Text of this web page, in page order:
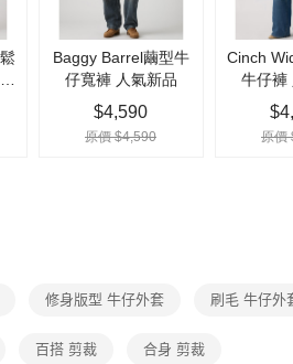
醒簡訊。
2.透過簡
帳／街口
【注意事
1.本服務
用戶於交
款買賣價
7-11取貨
每筆
付款後7-
每筆
修身版型 牛仔外套 刷毛 牛仔外
百搭 剪裁 合身 剪裁